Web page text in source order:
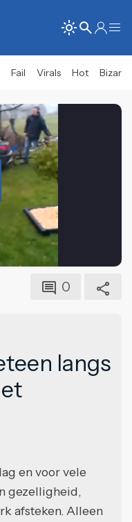
Fail Virals Hot Bizar
0
langs
en voor vele
gezelligheid,
afsteken. Alleen